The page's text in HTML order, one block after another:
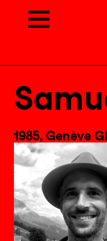
1985, Genève